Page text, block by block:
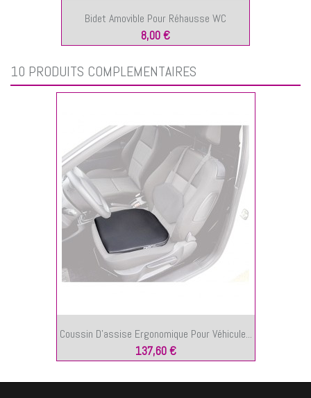
Bidet Amovible Pour Réhausse WC
8,00 €
10 PRODUITS COMPLÉMENTAIRES
Coussin D’assise Ergonomique Pour Véhicule...
137,60 €